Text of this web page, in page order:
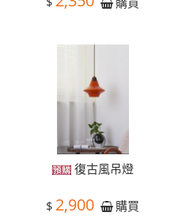
復古風吊燈
$ 2,900 購買